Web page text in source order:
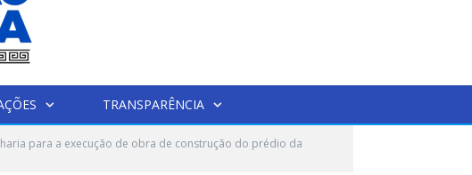
TRANSPARÊNCIA
para a execução de obra de construção do prédio da